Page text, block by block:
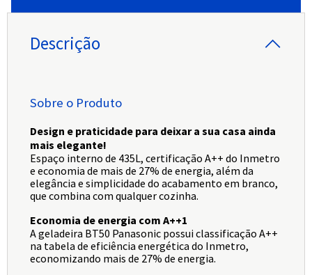
Descrição
Sobre o Produto
Design e praticidade para deixar a sua casa ainda
mais elegante!
Espaço interno de 435L, certificação A++ do Inmetro
e economia de mais de 27% de energia, além da
elegância e simplicidade do acabamento em branco,
que combina com qualquer cozinha.
Economia de energia com A++1
A geladeira BT50 Panasonic possui classificação A++
na tabela de eficiência energética do Inmetro,
economizando mais de 27% de energia.